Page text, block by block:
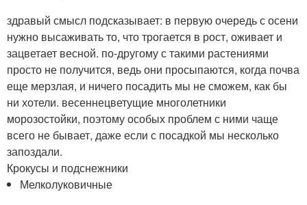
здравый смысл подсказывает: в первую очередь с осени
нужно высаживать то, что трогается в рост, оживает и
зацветает весной. по-другому с такими растениями
просто не получится, ведь они просыпаются, когда почва
еще мерзлая, и ничего посадить мы не сможем, как бы
ни хотели. весеннецветущие многолетники
морозостойки, поэтому особых проблем с ними чаще
всего не бывает, даже если с посадкой мы несколько
запоздали.
Крокусы и подснежники
Мелколуковичные